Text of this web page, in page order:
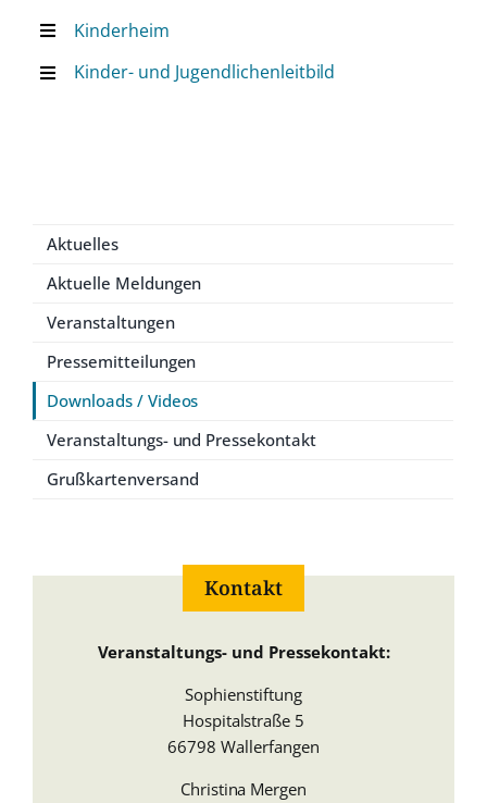
Kinderheim
Kinder- und Jugendlichenleitbild
Aktuelles
Aktuelle Meldungen
Veranstaltungen
Pressemitteilungen
Downloads / Videos
Veranstaltungs- und Pressekontakt
Grußkartenversand
Kontakt
Veranstaltungs- und Pressekontakt:
Sophienstiftung
Hospitalstraße 5
66798 Wallerfangen
Christina Mergen